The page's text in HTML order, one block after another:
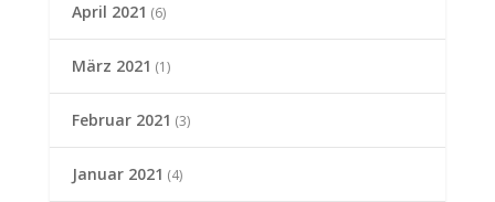
April 2021 (6)
März 2021 (1)
Februar 2021 (3)
Januar 2021 (4)